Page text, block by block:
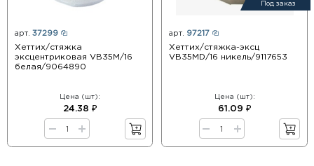
арт. 37299
Хеттих/стяжка
эксцентриковая VB35М/16
белая/9064890
Цена (шт):
24.38 ₽
Под заказ
арт. 97217
Хеттих/стяжка-эксц
VB35МD/16 никель/9117653
Цена (шт):
61.09 ₽